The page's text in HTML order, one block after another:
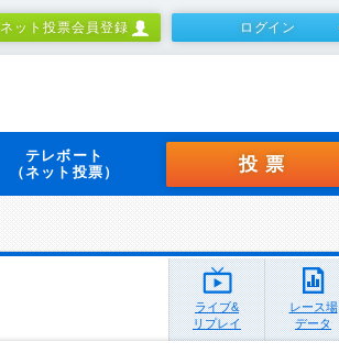
ネット投票会員登録 ログイン
テレボート
（ネット投票）
投票
ライブ&
リプレイ
レース場
データ